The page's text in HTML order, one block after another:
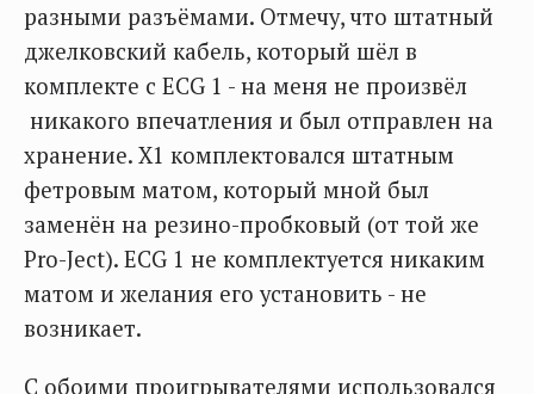
разными разъёмами. Отмечу, что штатный
джелковский кабель, который шёл в
комплекте с ECG 1 - на меня не произвёл
никакого впечатления и был отправлен на
хранение. X1 комплектовался штатным
фетровым матом, который мной был
заменён на резино-пробковый (от той же
Pro-Ject). ECG 1 не комплектуется никаким
матом и желания его установить - не
возникает.
С обоими проигрывателями использовался